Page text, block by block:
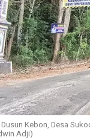
Kebon, Desa
Adji)